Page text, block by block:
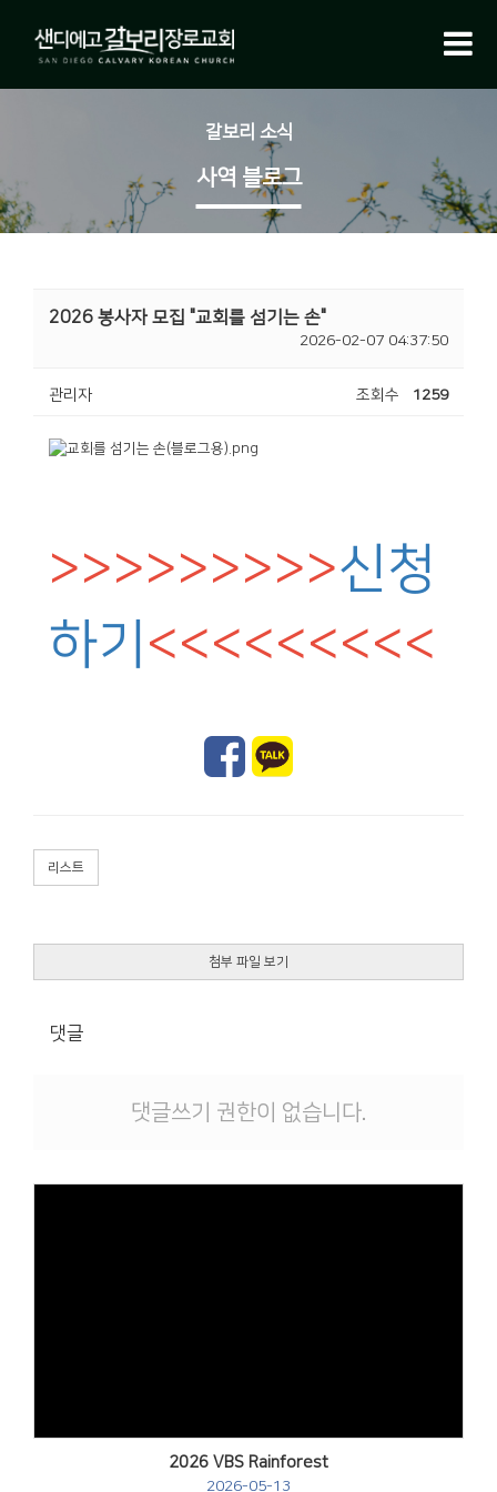
갈보리 소식
사역 블로그
2026 봉사자 모집 "교회를 섬기는 손"
2026-02-07 04:37:50
관리자 조회수 1259
>>>>>>>>>신청
하기 <<<<<<<<<
리스트
첨부 파일 보기
댓글
댓글쓰기 권한이 없습니다.
2026 VBS Rainforest
2026-05-13